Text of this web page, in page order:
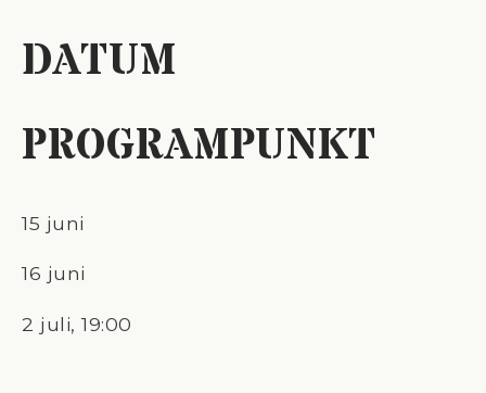
DATUM
PROGRAMPUNKT
15 juni
16 juni
2 juli, 19:00